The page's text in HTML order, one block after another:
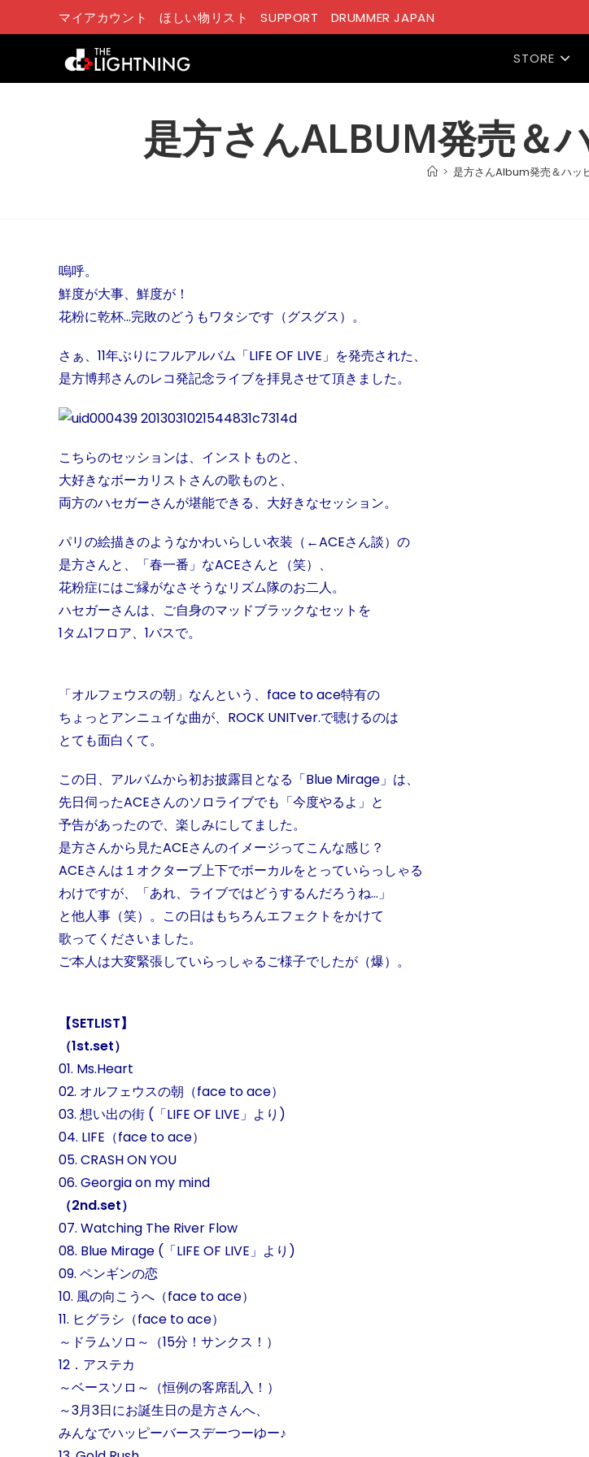
マイアカウント ほしい物リスト SUPPORT DRUMMER JAPAN
STORE
是方さんALBUM発売＆
> 是方さんAlbum発売＆ハッ
嗚呼。
鮮度が大事、鮮度が！
花粉に乾杯…完敗のどうもワタシです（グスグス）。
さぁ、11年ぶりにフルアルバム「LIFE OF LIVE」を発売された、
是方博邦さんのレコ発記念ライブを拝見させて頂きました。
こちらのセッションは、インストものと、
大好きなボーカリストさんの歌ものと、
両方のハセガーさんが堪能できる、大好きなセッション。
パリの絵描きのようなかわいらしい衣装（←ACEさん談）の
是方さんと、「春一番」なACEさんと（笑）、
花粉症にはご縁がなさそうなリズム隊のお二人。
ハセガーさんは、ご自身のマッドブラックなセットを
1タム1フロア、1バスで。
「オルフェウスの朝」なんという、face to ace特有の
ちょっとアンニュイな曲が、ROCK UNITver.で聴けるのは
とても面白くて。
この日、アルバムから初お披露目となる「Blue Mirage」は、
先日伺ったACEさんのソロライブでも「今度やるよ」と
予告があったので、楽しみにしてました。
是方さんから見たACEさんのイメージってこんな感じ？
ACEさんは１オクターブ上下でボーカルをとっていらっしゃる
わけですが、「あれ、ライブではどうするんだろうね…」
と他人事（笑）。この日はもちろんエフェクトをかけて
歌ってくださいました。
ご本人は大変緊張していらっしゃるご様子でしたが（爆）。
【SETLIST】
（1st.set）
01. Ms.Heart
02. オルフェウスの朝（face to ace）
03. 想い出の街 (「LIFE OF LIVE」より)
04. LIFE（face to ace）
05. CRASH ON YOU
06. Georgia on my mind
（2nd.set）
07. Watching The River Flow
08. Blue Mirage (「LIFE OF LIVE」より)
09. ペンギンの恋
10. 風の向こうへ（face to ace）
11. ヒグラシ（face to ace）
～ドラムソロ～（15分！サンクス！）
12．アステカ
～ベースソロ～（恒例の客席乱入！）
～3月3日にお誕生日の是方さんへ、
みんなでハッピーバースデーつーゆー♪